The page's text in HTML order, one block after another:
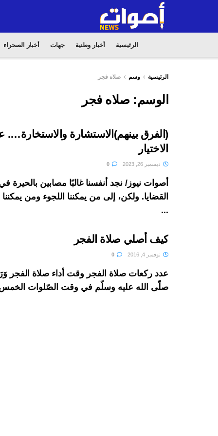
الرئيسية أخبار وطنية جهات أخبار الصحراء
الرئيسية وسم صلاه فجر
الوسم:صلاه فجر
(الفرق بينهم)الاستشارة
الاختيار
ديسمبر 26, 2023
أصوات نيوز/ نجد أنفسنا غالبًا مصابين
القضايا. ولكن، إلى من يمكننا اللجوء ومن
...
كيف أصلي صلاة الفجر
نوفمبر 4, 2016
عدد ركعات صلاة الفجر وقت أداء صلاة الفجر
صلّى الله عليه وسلّم في وقت الصّلوات